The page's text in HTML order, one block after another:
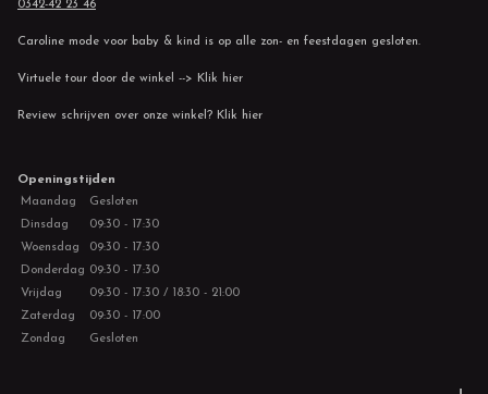
0342-42 23 46
Caroline mode voor baby & kind is op alle zon- en feestdagen gesloten.
Virtuele tour door de winkel --> Klik hier
Review schrijven over onze winkel? Klik hier
Openingstijden
Maandag
Gesloten
Dinsdag
09:30 - 17:30
Woensdag
09:30 - 17:30
Donderdag 09:30 - 17:30
Vrijdag
09:30 - 17:30 / 18:30 - 21:00
Zaterdag
09:30 - 17:00
Zondag
Gesloten